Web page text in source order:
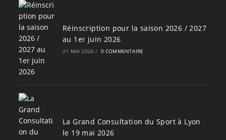
Réinscription pour la saison 2026 / 2027
au 1er juin 2026
21 MAI 2026 / 0 COMMENTAIRE
La Grand Consultation du Sport à Lyon
le 19 mai 2026